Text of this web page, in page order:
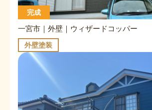
完成
一宮市｜外壁｜ウィザードコッパー
外壁塗装